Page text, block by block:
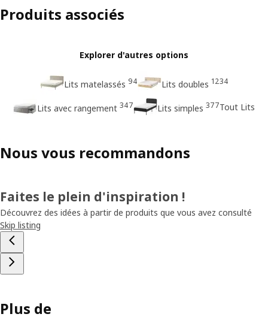
Produits associés
Explorer d'autres options
Lits matelassés 94 Lits doubles 1234
Lits avec rangement 347 Lits simples 377Tout Lits
Nous vous recommandons
Faites le plein d'inspiration !
Découvrez des idées à partir de produits que vous avez consulté
Skip listing
Plus de